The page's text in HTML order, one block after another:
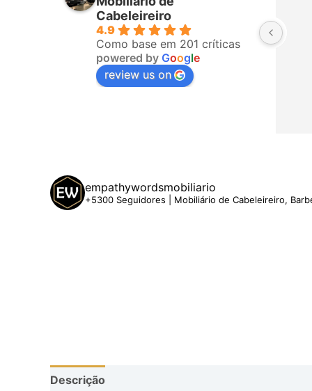
Cabeleireiro
4.9
Como base em 201 críticas
powered by Google
review us on
todos da equipa! Já é a terceira
vez que compro com eles.
Recomendo!
empathywordsmobiliario
+5300 Seguidores | Mobiliário de Cabeleireiro,
Descrição